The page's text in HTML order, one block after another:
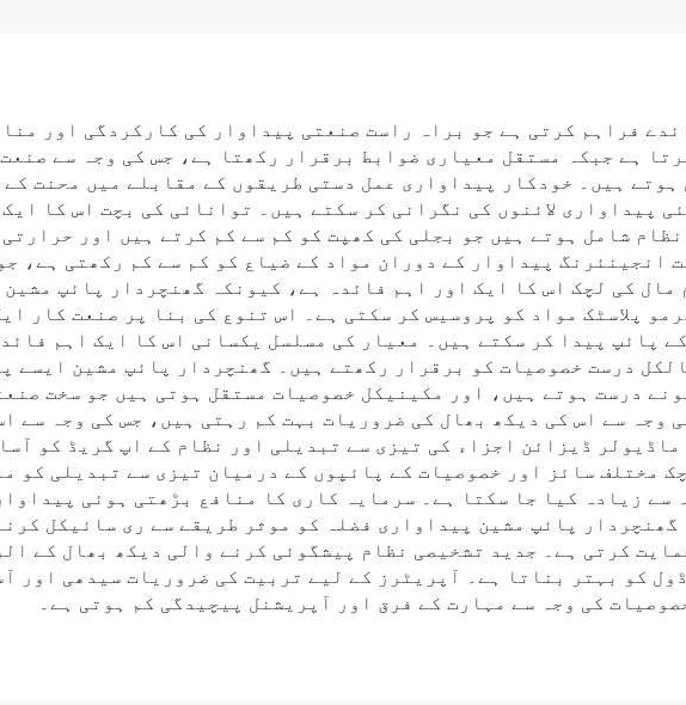
فراہم کرتی ہے جو براہ راست صنعتی پیداوار کی کارکردگی اور
ہے جبکہ مستقل معیاری ضوابط برقرار رکھتا ہے، جس کی وجہ سے
ہیں۔ خودکار پیداواری عمل دستی طریقوں کے مقابلے میں محنت
پیداواری لائنوں کی نگرانی کر سکتے ہیں۔ توانائی کی بچت اس کا
شامل ہوتے ہیں جو بجلی کی کھپت کو کم سے کم کرتے ہیں اور
انجینئرنگ پیداوار کے دوران مواد کے ضیاع کو کم سے کم رکھتی ہے، جو
کی لچک اس کا ایک اور اہم فائدہ ہے، کیونکہ گھنچردار پائپ
پلاسٹک مواد کو پروسیس کر سکتی ہے۔ اس تنوع کی بنا پر صنعت کار
پائپ پیدا کر سکتے ہیں۔ معیار کی مسلسل یکسانی اس کا ایک اہم
درست خصوصیات کو برقرار رکھتے ہیں۔ گھنچردار پائپ مشین ایسے
درست ہوتے ہیں، اور مکینیکل خصوصیات مستقل ہوتی ہیں جو سخت
وجہ سے اس کی دیکھ بھال کی ضروریات بہت کم رہتی ہیں، جس کی وجہ سے
ڈیزائن اجزاء کی تیزی سے تبدیلی اور نظام کے اپ گریڈ کو
مختلف سائز اور خصوصیات کے پائپوں کے درمیان تیزی سے تبدیلی کو
سے زیادہ کیا جا سکتا ہے۔ سرمایہ کاری کا منافع بڑھتی ہوئی
گھنچردار پائپ مشین پیداواری فضلہ کو موثر طریقے سے ری سائیکل
کرتی ہے۔ جدید تشخیصی نظام پیشگوئی کرنے والی دیکھ بھال کے
کو بہتر بناتا ہے۔ آپریٹرز کے لیے تربیت کی ضروریات سیدھی اور
کی وجہ سے مہارت کے فرق اور آپریشنل پیچیدگی کم ہوتی ہے۔